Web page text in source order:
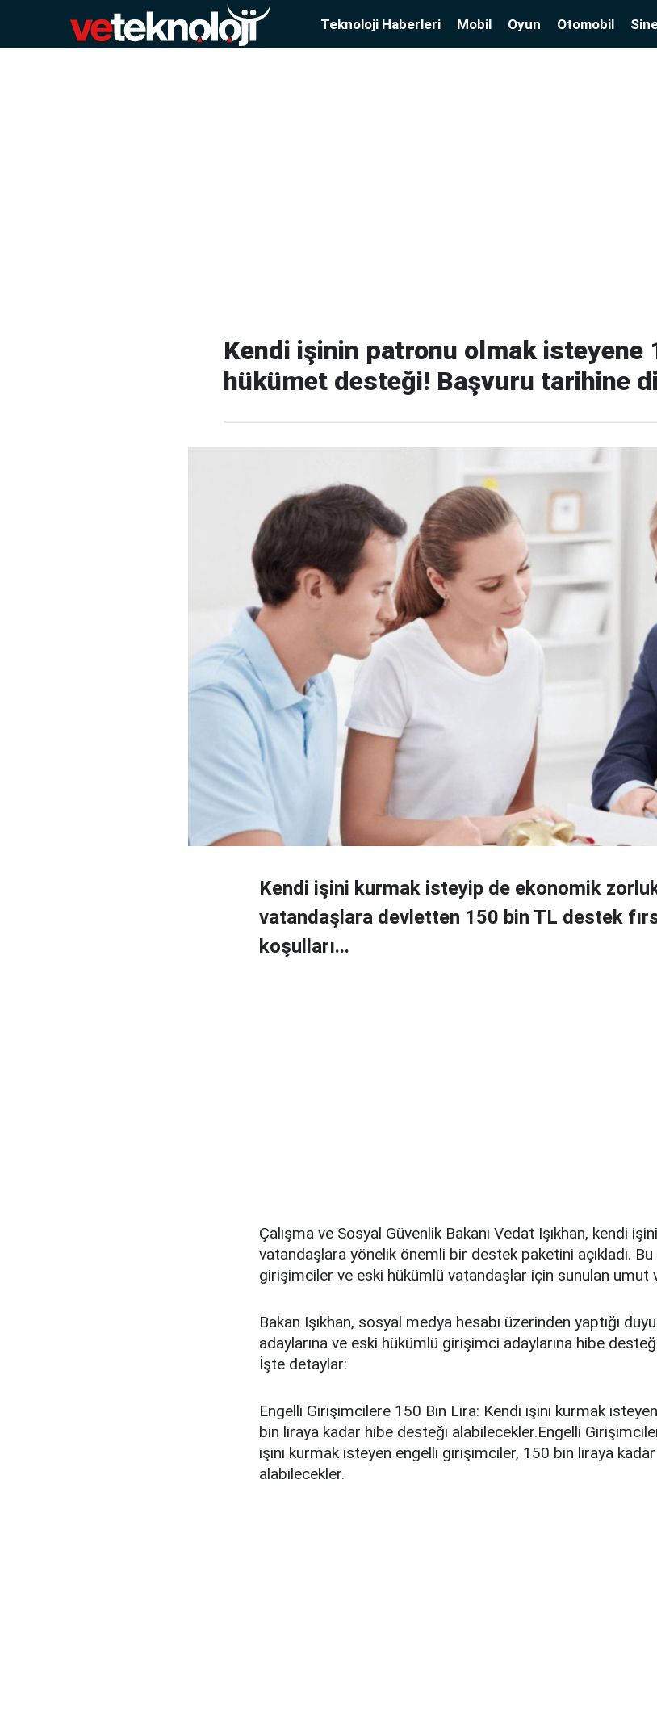
Teknoloji Haberleri Mobil Oyun Otomobil
Kendi işinin patronu olmak isteyene
hükümet desteği! Başvuru tarihine
Kendi işini kurmak isteyip de ekonomik
vatandaşlara devletten 150 bin TL destek
koşulları...
Çalışma ve Sosyal Güvenlik Bakanı Vedat Işıkhan, kendi
vatandaşlara yönelik önemli bir destek paketini açıkladı.
girişimciler ve eski hükümlü vatandaşlar için sunulan umut
Bakan Işıkhan, sosyal medya hesabı üzerinden yaptığı
adaylarına ve eski hükümlü girişimci adaylarına hibe
İşte detaylar:
Engelli Girişimcilere 150 Bin Lira: Kendi işini kurmak
bin liraya kadar hibe desteği alabilecekler.Engelli
işini kurmak isteyen engelli girişimciler, 150 bin liraya
alabilecekler.